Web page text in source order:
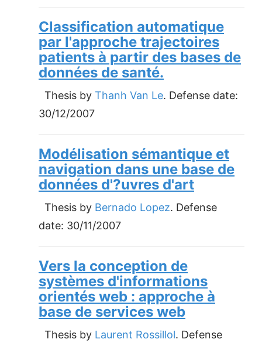
Classification automatique
par l'approche trajectoires
patients à partir des bases de
données de santé.
Thesis by Thanh Van Le. Defense date:
30/12/2007
Modélisation sémantique et
navigation dans une base de
données d'?uvres d'art
Thesis by Bernado Lopez. Defense
date: 30/11/2007
Vers la conception de
systèmes d'informations
orientés web : approche à
base de services web
Thesis by Laurent Rossillol. Defense